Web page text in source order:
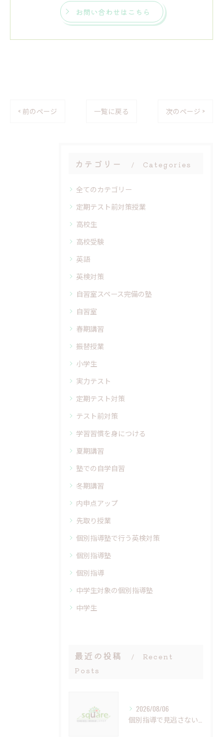
お問い合わせはこちら
< 前のページ 一覧に戻る 次のページ >
カテゴリー Categories
全てのカテゴリー
定期テスト前対策授業
高校生
高校受験
英語
英検対策
自習室スペース完備の塾
自習室
春期講習
振替授業
小学生
実力テスト
定期テスト対策
テスト前対策
学習習慣を身につける
夏期講習
塾での自学自習
冬期講習
内申点アップ
先取り授業
個別指導塾で行う英検対策
個別指導塾
個別指導
中学生対象の個別指導塾
中学生
最近の投稿
Recent
Posts
2026/08/06